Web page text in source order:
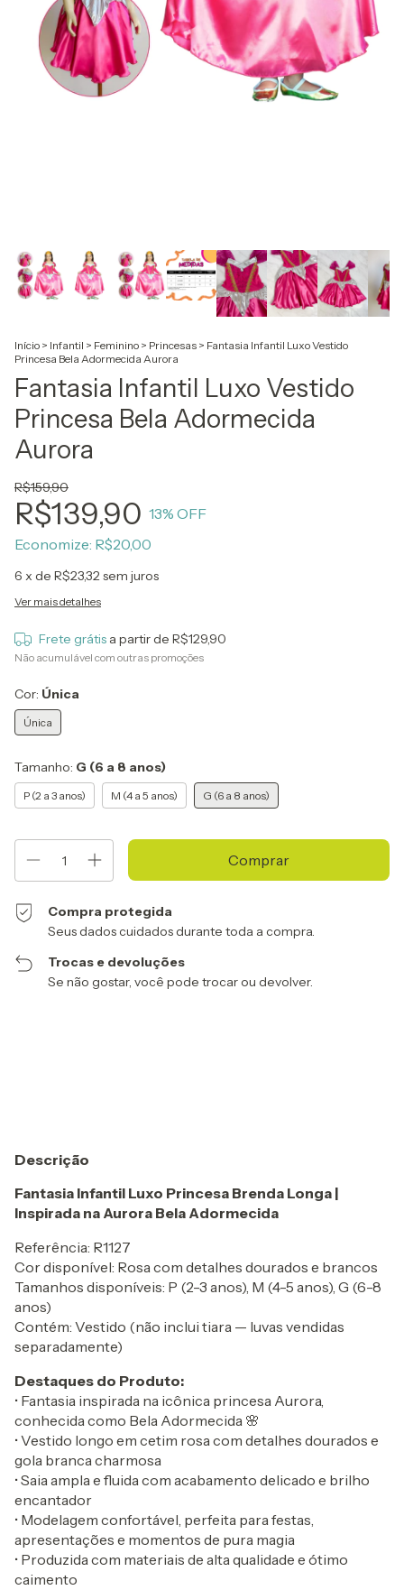
Início > Infantil > Feminino > Princesas > Fantasia Infantil Luxo Vestido
Princesa Bela Adormecida Aurora
Fantasia Infantil Luxo Vestido
Princesa Bela Adormecida
Aurora
R$159,90
R$139,90 13% OFF
Economize: R$20,00
6 x de R$23,32sem juros
Ver mais detalhes
Frete grátis a partir de R$129,90
Não acumulável com outras promoções
Cor: Única
Única
Tamanho: G (6 a 8 anos)
P (2 a 3 anos) M (4 a 5 anos) G (6 a 8 anos)
Compra protegida
Seus dados cuidados durante toda a compra.
Trocas e devoluções
Se não gostar, você pode trocar ou devolver.
Descrição
Fantasia Infantil Luxo Princesa Brenda Longa |
Inspirada na Aurora Bela Adormecida
Referência: R1127
Cor disponível: Rosa com detalhes dourados e brancos
Tamanhos disponíveis: P (2-3 anos), M (4-5 anos), G (6-8
anos)
Contém: Vestido (não inclui tiara — luvas vendidas
separadamente)
Destaques do Produto:
• Fantasia inspirada na icônica princesa Aurora,
conhecida como Bela Adormecida 🌸
• Vestido longo em cetim rosa com detalhes dourados e
gola branca charmosa
• Saia ampla e fluida com acabamento delicado e brilho
encantador
• Modelagem confortável, perfeita para festas,
apresentações e momentos de pura magia
• Produzida com materiais de alta qualidade e ótimo
caimento